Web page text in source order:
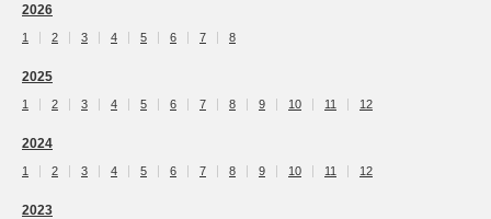
2026
1 2 3 4 5 6 7 8
2025
1 2 3 4 5 6 7 8 9 10 11 12
2024
1 2 3 4 5 6 7 8 9 10 11 12
2023